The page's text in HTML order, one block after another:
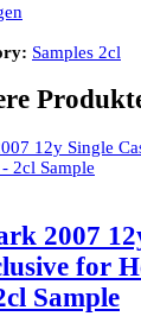
Samples 2cl
2007
for
Sample